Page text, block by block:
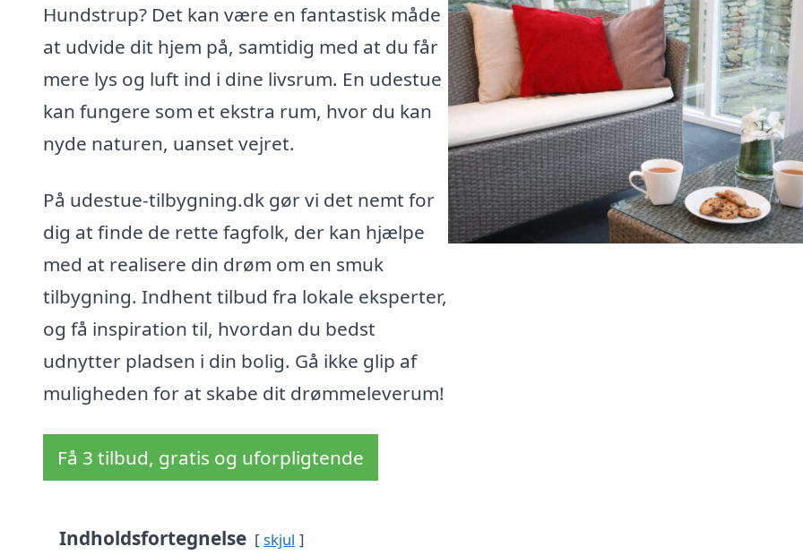
Hundstrup? Det kan være en fantastisk måde
at udvide dit hjem på, samtidig med at du får
mere lys og luft ind i dine livsrum. En udestue
kan fungere som et ekstra rum, hvor du kan
nyde naturen, uanset vejret.
På udestue-tilbygning.dk gør vi det nemt for
dig at finde de rette fagfolk, der kan hjælpe
med at realisere din drøm om en smuk
tilbygning. Indhent tilbud fra lokale eksperter,
og få inspiration til, hvordan du bedst
udnytter pladsen i din bolig. Gå ikke glip af
muligheden for at skabe dit drømmeleverum!
Få 3 tilbud, gratis og uforpligtende
Indholdsfortegnelse skjul